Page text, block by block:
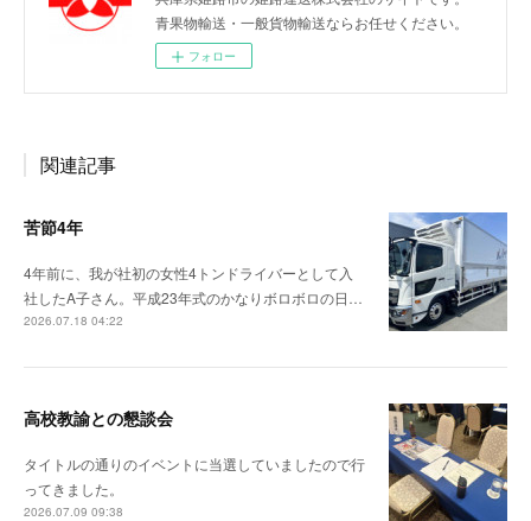
青果物輸送・一般貨物輸送ならお任せください。
フォロー
関連記事
苦節4年
4年前に、我が社初の女性4トンドライバーとして入
社したA子さん。平成23年式のかなりボロボロの日…
2026.07.18 04:22
高校教諭との懇談会
タイトルの通りのイベントに当選していましたので行
ってきました。
2026.07.09 09:38